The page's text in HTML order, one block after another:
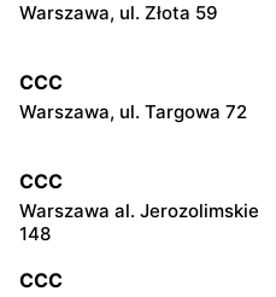
Warszawa, ul. Złota 59
CCC
Warszawa, ul. Targowa 72
CCC
Warszawa al. Jerozolimskie
148
CCC